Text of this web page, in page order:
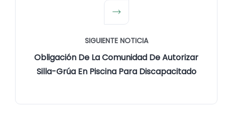
SIGUIENTE NOTICIA
Obligación De La Comunidad De Autorizar
Silla-Grúa En Piscina Para Discapacitado